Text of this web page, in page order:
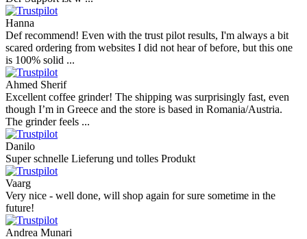
Hanna
Def recommend! Even with the trust pilot results, I'm always a bit
scared ordering from websites I did not hear of before, but this one
is 100% solid ...
Ahmed Sherif
Excellent coffee grinder! The shipping was surprisingly fast, even
though I’m in Greece and the store is based in Romania/Austria.
The grinder feels ...
Danilo
Super schnelle Lieferung und tolles Produkt
Vaarg
Very nice - well done, will shop again for sure sometime in the
future!
Andrea Munari